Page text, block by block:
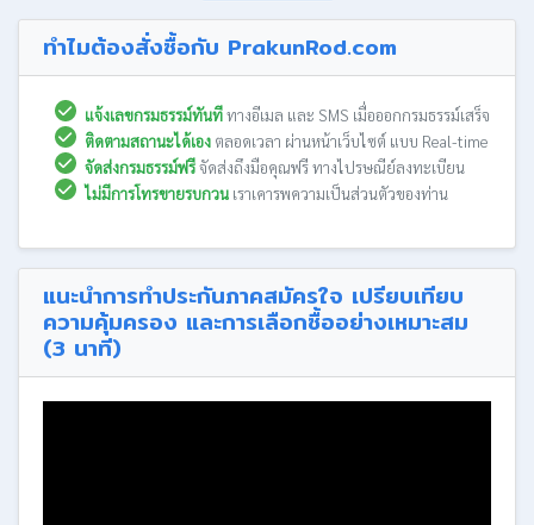
ทำไมต้องสั่งซื้อกับ PrakunRod.com
แจ้งเลขกรมธรรม์ทันทีทางอีเมล และ SMS เมื่อออกกรมธรรม์เสร็จ
ติดตามสถานะได้เอง ตลอดเวลา ผ่านหน้าเว็บไซต์ แบบ Real-time
จัดส่งกรมธรรม์ฟรีจัดส่งถึงมือคุณฟรี ทางไปรษณีย์ลงทะเบียน
ไม่มีการโทรขายรบกวน เราเคารพความเป็นส่วนตัวของท่าน
แนะนำการทำประกันภาคสมัครใจ เปรียบเทียบ
ความคุ้มครอง และการเลือกซื้ออย่างเหมาะสม
(3 นาที)